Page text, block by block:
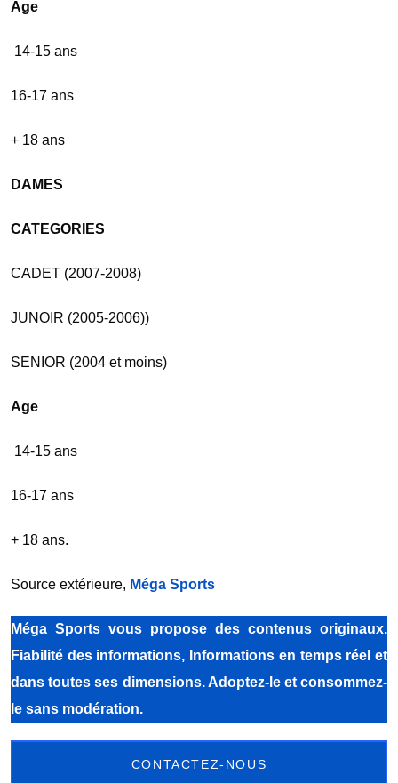
Age
14-15 ans
16-17 ans
+ 18 ans
DAMES
CATEGORIES
CADET (2007-2008)
JUNOIR (2005-2006))
SENIOR (2004 et moins)
Age
14-15 ans
16-17 ans
+ 18 ans.
Source extérieure, Méga Sports
Méga Sports vous propose des contenus originaux.
Fiabilité des informations, Informations en temps réel et
dans toutes ses dimensions. Adoptez-le et consommez-
le sans modération.
CONTACTEZ-NOUS